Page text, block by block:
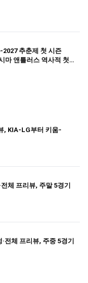
추춘제 첫 시즌
마 앤틀러스 역사적 첫
, KIA-LG부터 키움-
체 프리뷰, 주말 5경기
전체 프리뷰, 주중 5경기